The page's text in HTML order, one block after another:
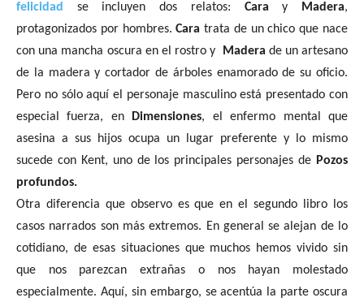
felicidad
se incluyen dos relatos: Caray Madera,
protagonizados por hombres.Caratrata de un chico que nace
con una mancha oscura en el rostro y
Madera de un artesano
de la madera y cortador de árboles enamorado de su oficio.
Pero no sólo aquí el personaje masculino está presentado con
especial fuerza, en
Dimensiones, el enfermo mental que
asesina a sus hijos ocupa un lugar preferente y lo mismo
sucede con Kent, uno de los principales personajes de Pozos
profundos.
Otra diferencia que observo es que en el segundo libro los
casos narrados son más extremos. En general se alejan de lo
cotidiano, de esas situaciones que muchos hemos vivido sin
que nos parezcan extrañas o nos hayan molestado
especialmente. Aquí, sin embargo, se acentúa la parte oscura